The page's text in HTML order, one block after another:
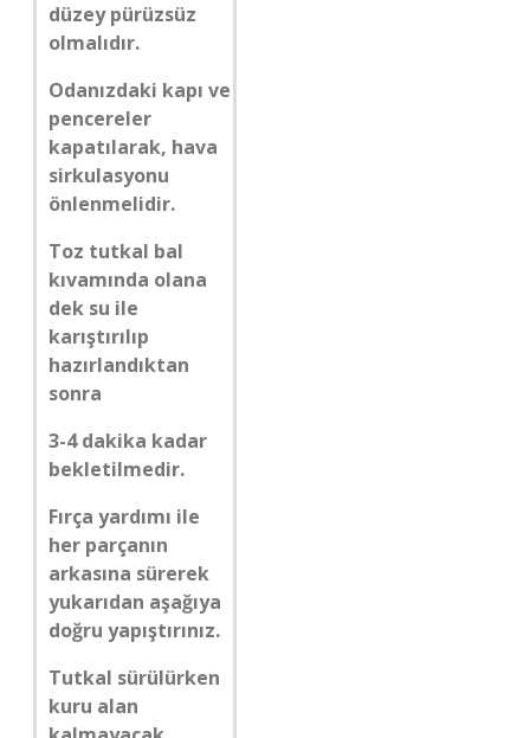
düzey pürüzsüz
olmalıdır.
Odanızdaki kapı ve
pencereler
kapatılarak, hava
sirkulasyonu
önlenmelidir.
Toz tutkal bal
kıvamında olana
dek su ile
karıştırılıp
hazırlandıktan
sonra
3-4 dakika kadar
bekletilmedir.
Fırça yardımı ile
her parçanın
arkasına sürerek
yukarıdan aşağıya
doğru yapıştırınız.
Tutkal sürülürken
kuru alan